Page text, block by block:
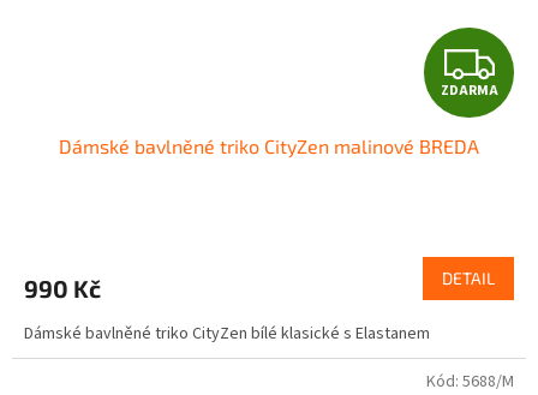
Z
D
M
A
ZDARMA
Dámské bavlněné triko CityZen malinové BREDA
990 Kč DETAIL
Dámské bavlněné triko CityZen bílé klasické s Elastanem
Kód: 5688/M